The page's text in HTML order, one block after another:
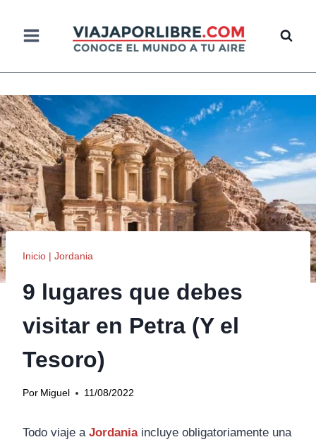
contenido
Inicio | Jordania
9 lugares que debes
visitar en Petra (Y el
Tesoro)
Por Miguel 11/08/2022
Todo viaje a Jordaniaincluye obligatoriamente una